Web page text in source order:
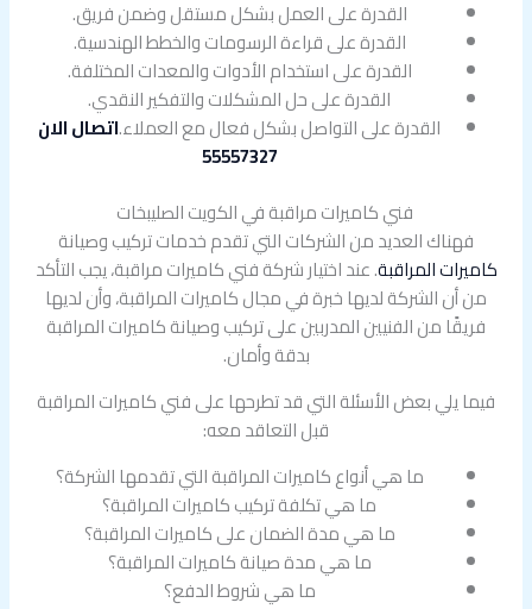
القدرة على العمل بشكل مستقل وضمن فريق.
القدرة على قراءة الرسومات والخطط الهندسية.
القدرة على استخدام الأدوات والمعدات المختلفة.
القدرة على حل المشكلات والتفكير النقدي.
القدرة على التواصل بشكل فعال مع العملاء.اتصال الان
55557327
فني كاميرات مراقبة في الكويت الصليبخات
فهناك العديد من الشركات التي تقدم خدمات تركيب وصيانة
كاميرات المراقبة. عند اختيار شركة فني كاميرات مراقبة، يجب التأكد
من أن الشركة لديها خبرة في مجال كاميرات المراقبة، وأن لديها
فريقًا من الفنيين المدربين على تركيب وصيانة كاميرات المراقبة
بدقة وأمان.
فيما يلي بعض الأسئلة التي قد تطرحها على فني كاميرات المراقبة
قبل التعاقد معه:
ما هي أنواع كاميرات المراقبة التي تقدمها الشركة؟
ما هي تكلفة تركيب كاميرات المراقبة؟
ما هي مدة الضمان على كاميرات المراقبة؟
ما هي مدة صيانة كاميرات المراقبة؟
ما هي شروط الدفع؟